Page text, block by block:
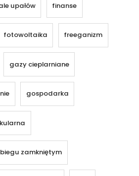
upałów finanse
fotowoltaika freeganizm
gazy cieplarniane
gospodarka
zamkniętym